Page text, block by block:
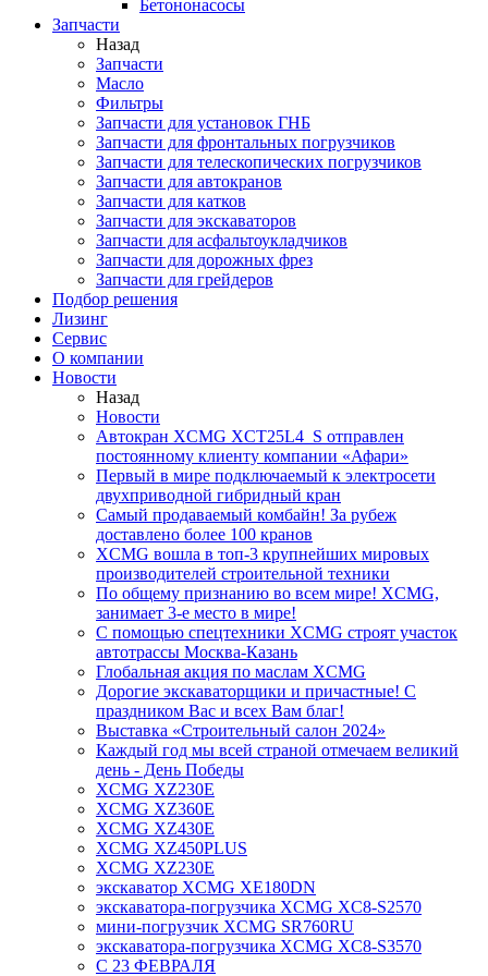
Бетононасосы
Запчасти
Назад
Запчасти
Масло
Фильтры
Запчасти для установок ГНБ
Запчасти для фронтальных погрузчиков
Запчасти для телескопических погрузчиков
Запчасти для автокранов
Запчасти для катков
Запчасти для экскаваторов
Запчасти для асфальтоукладчиков
Запчасти для дорожных фрез
Запчасти для грейдеров
Подбор решения
Лизинг
Сервис
О компании
Новости
Назад
Новости
Автокран XCMG XCT25L4_S отправлен
постоянному клиенту компании «Афари»
Первый в мире подключаемый к электросети
двухприводной гибридный кран
Самый продаваемый комбайн! За рубеж
доставлено более 100 кранов
XCMG вошла в топ-3 крупнейших мировых
производителей строительной техники
По общему признанию во всем мире! XCMG,
занимает 3-е место в мире!
С помощью спецтехники XCMG строят участок
автотрассы Москва-Казань
Глобальная акция по маслам XCMG
Дорогие экскаваторщики и причастные! С
праздником Вас и всех Вам благ!
Выставка «Строительный салон 2024»
Каждый год мы всей страной отмечаем великий
день - День Победы
XCMG XZ230E
XCMG XZ360E
XCMG XZ430E
XCMG XZ450PLUS
XCMG XZ230E
экскаватор XCMG XE180DN
экскаватора-погрузчика XCMG XC8-S2570
мини-погрузчик XCMG SR760RU
экскаватора-погрузчика XCMG XC8-S3570
С 23 ФЕВРАЛЯ